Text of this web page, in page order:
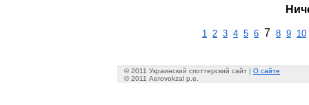
1 2 3 4 5 6 7 8 9 10
© 2011 Украинский споттерский сайт | О сайте
© 2011 Aerovokzal p.e.